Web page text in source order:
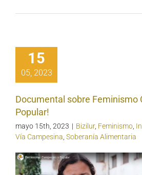
15
05, 2023
Documental sobre Feminismo
Popular!
mayo 15th, 2023 | Bizilur, Feminismo,
Vía Campesina, Soberanía Alimentaria